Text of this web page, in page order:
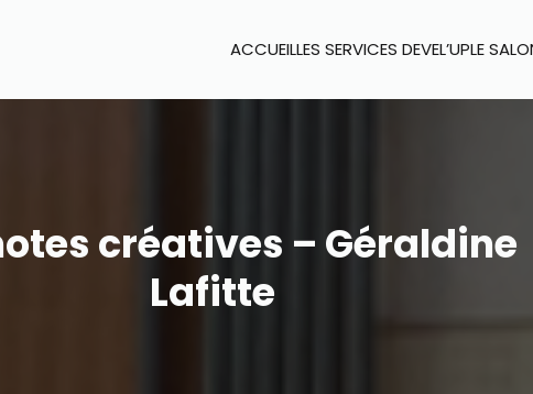
ACCUEILLES SERVICES DEVEL’UPLE
créatives – Géraldine
Lafitte